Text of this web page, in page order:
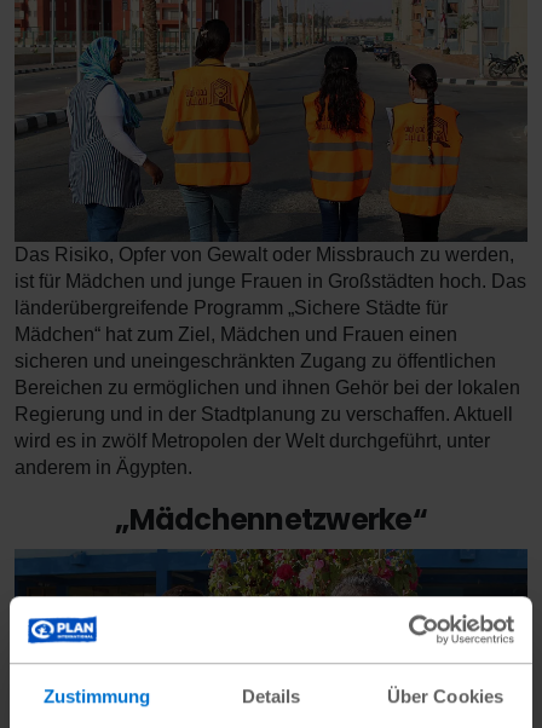
Zustimmung Details Über Cookies
Das Risiko, Opfer von Gewalt oder Missbrauch zu werden,
ist für Mädchen und junge Frauen in Großstädten hoch. Das
länderübergreifende Programm „Sichere Städte für
Mädchen“ hat zum Ziel, Mädchen und Frauen einen
sicheren und uneingeschränkten Zugang zu öffentlichen
Bereichen zu ermöglichen und ihnen Gehör bei der lokalen
Regierung und in der Stadtplanung zu verschaffen. Aktuell
wird es in zwölf Metropolen der Welt durchgeführt, unter
anderem in Ägypten.
„Mädchennetzwerke“